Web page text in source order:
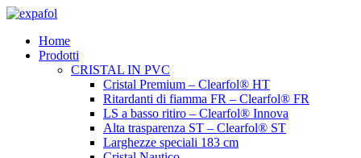
Vai
contenutoHome
Prodotti
CRISTAL IN PVC
Cristal Premium – Clearfol® HT
Ritardanti di fiamma FR – Clearfol® FR
LS a basso ritiro – Clearfol® Innova
Alta trasparenza ST – Clearfol® ST
Larghezze speciali 183 cm